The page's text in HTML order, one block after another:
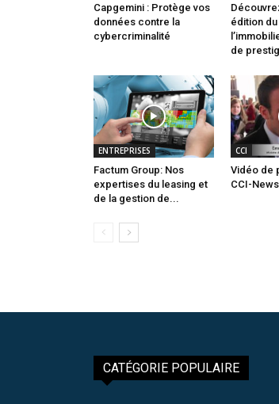
Capgemini : Protège vos
données contre la
cybercriminalité
édition
de
ENTREPRISES
Factum Group: Nos
expertises du leasing et
de la gestion de...
CCI
Vidéo de
CCI-News
CATÉGORIE POPULAIRE